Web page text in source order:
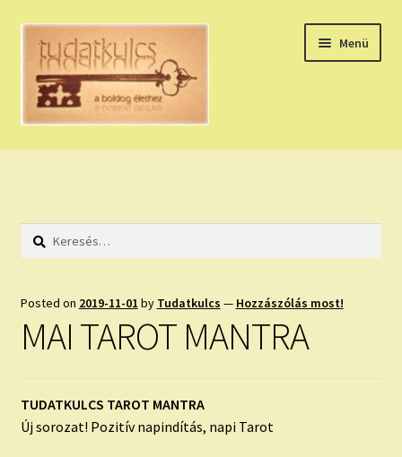
Ugrás
navigációhoz
Kilépés
tartalomba
Menü
HÚZZ EGY KÁRTYÁT!
HOLDNAPTÁR
NAPI ASZTROLÓGIA
ISMERJ MEG!
Keresés:
Posted on 2019-11-01 by Tudatkulcs — Hozzászólás most!
MAI TAROT MANTRA
TUDATKULCS TAROT MANTRA
Új sorozat! Pozitív napindítás, napi Tarot